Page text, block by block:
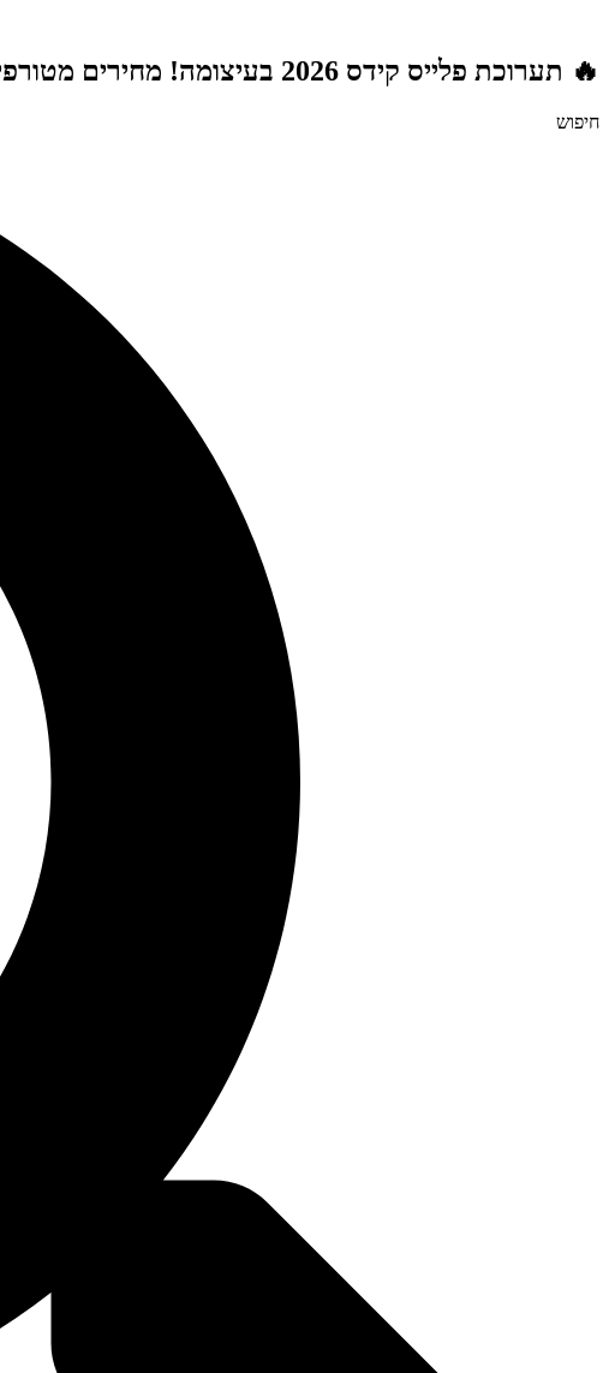
🔥 תערוכת פלייס קידס 2026 בעיצומה! מחירים מטורפים לשנת הלימודים תשפ"ז | משלוח חינם מעל 999 ₪ | מתנות מטורפות בכל רכישה! 🚚🎁
חיפוש